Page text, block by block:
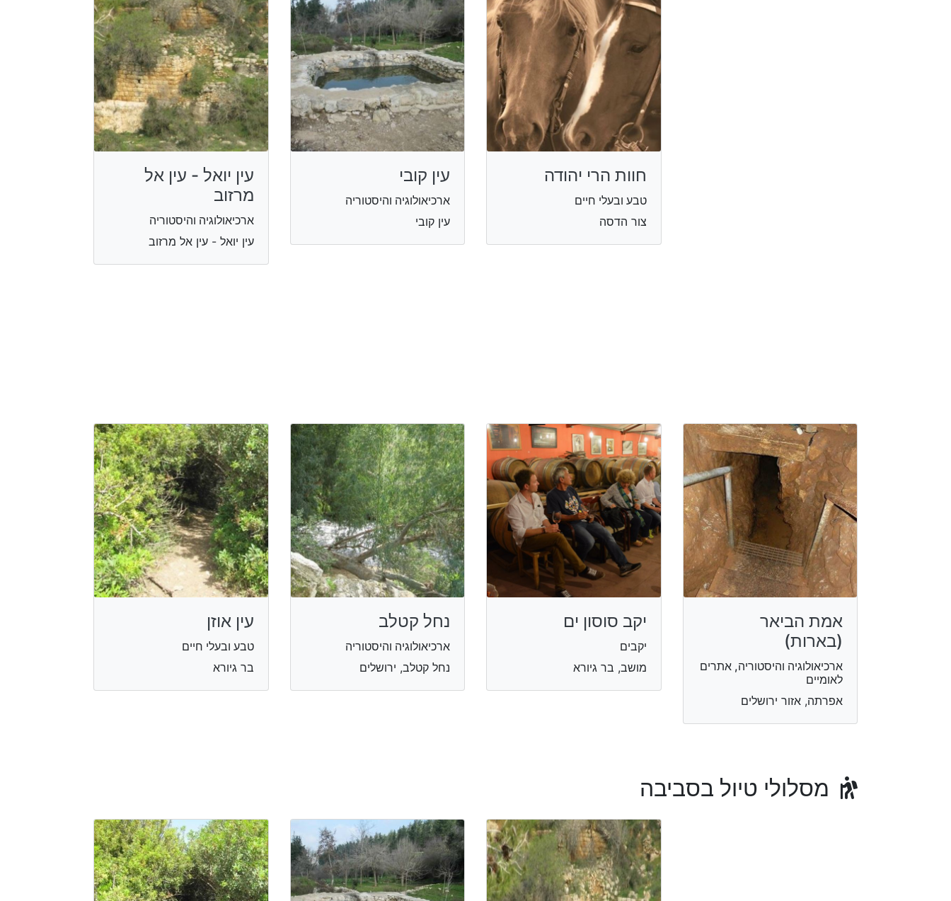
חוות הרי יהודה
טבע ובעלי חיים
צור הדסה
עין קובי
ארכיאולוגיה והיסטוריה
עין קובי
עין יואל - עין אל
מרזוב
ארכיאולוגיה והיסטוריה
עין יואל - עין אל מרזוב
אמת הביאר
(בארות)
ארכיאולוגיה והיסטוריה, אתרים
לאומיים
אפרתה, אזור ירושלים
יקב סוסון ים
יקבים
מושב, בר גיורא
נחל קטלב
ארכיאולוגיה והיסטוריה
נחל קטלב, ירושלים
עין אוזן
טבע ובעלי חיים
בר גיורא
מסלולי טיול בסביבה